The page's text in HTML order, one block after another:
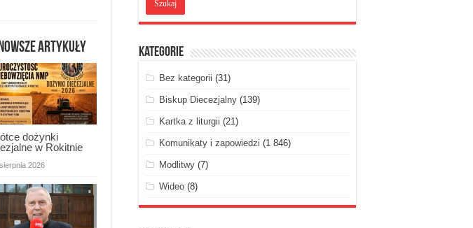
artykuły
dożynki
w Rokitnie
2026
Kategorie
Bez kategorii (31)
Biskup Diecezjalny(139)
Kartka z liturgii (21)
Komunikaty i zapowiedzi (1 846)
Modlitwy(7)
Wideo(8)